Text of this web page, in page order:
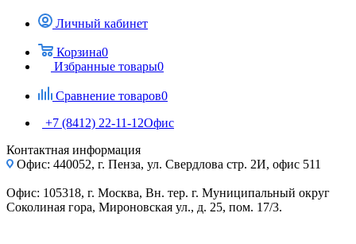
Личный кабинет
Корзина0
Избранные товары0
Сравнение товаров0
+7 (8412) 22-11-12Офис
Контактная информация
Офис: 440052, г. Пенза, ул. Свердлова стр. 2И, офис 511
Офис: 105318, г. Москва, Вн. тер. г. Муниципальный округ
Соколиная гора, Мироновская ул., д. 25, пом. 17/3.